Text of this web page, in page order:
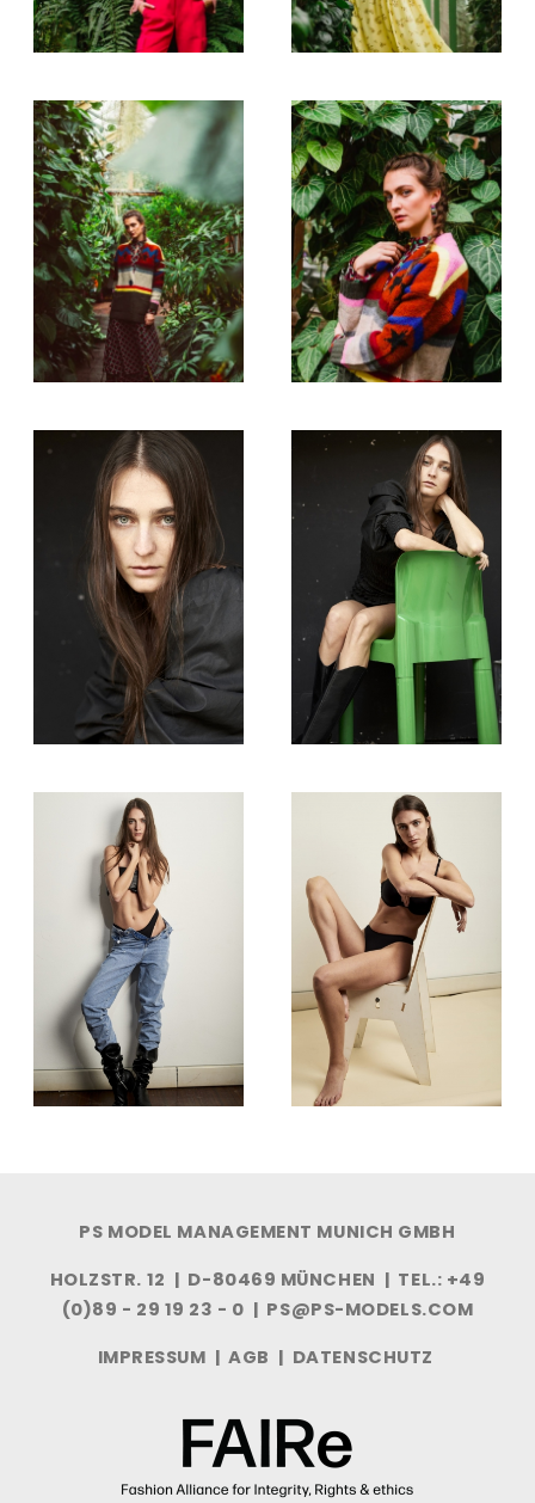
PS MODEL MANAGEMENT MUNICH GMBH
HOLZSTR. 12 | D-80469 MÜNCHEN | TEL.: +49
(0)89 - 29 19 23 - 0 | PS@PS-MODELS.COM
IMPRESSUM |AGB | DATENSCHUTZ